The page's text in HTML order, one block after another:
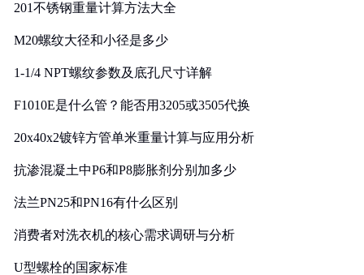
201不锈钢重量计算方法大全
M20螺纹大径和小径是多少
1-1/4 NPT螺纹参数及底孔尺寸详解
F1010E是什么管？能否用3205或3505代换
20x40x2镀锌方管单米重量计算与应用分析
抗渗混凝土中P6和P8膨胀剂分别加多少
法兰PN25和PN16有什么区别
消费者对洗衣机的核心需求调研与分析
U型螺栓的国家标准